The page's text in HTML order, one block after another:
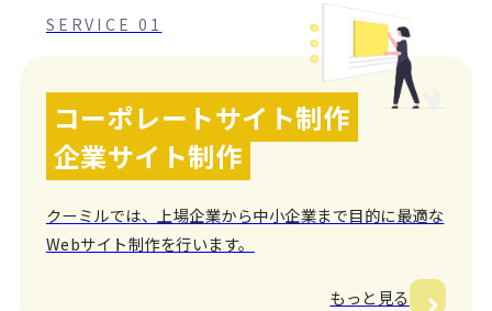
SERVICE 01
コーポレートサイト制作
企業サイト制作
クーミルでは、上場企業から中小企業まで目的に最適な
Webサイト制作を行います。
もっと見る